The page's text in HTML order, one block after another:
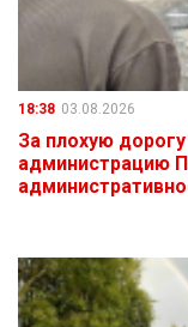
18:38 03.08.2026
За плохую
администрацию